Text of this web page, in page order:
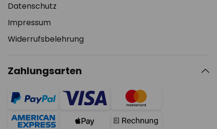
Datenschutz
Impressum
Widerrufsbelehrung
Zahlungsarten